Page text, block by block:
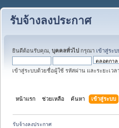
รับจ้างลงประกาศ
ยินดีต้อนรับคุณ, บุคคลทั่วไป กรุณา เข้าสู่ระบ
เข้าสู่ระบบด้วยชื่อผู้ใช้ รหัสผ่าน และระยะเว
หน้าแรก ช่วยเหลือ ค้นหา เข้าสู่ระบบ
รับจ้างลงประกาศ